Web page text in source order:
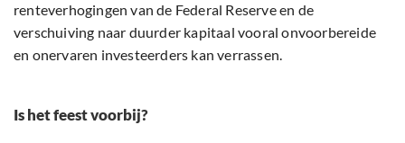
renteverhogingen van de Federal Reserve en de
verschuiving naar duurder kapitaal vooral onvoorbereide
en onervaren investeerders kan verrassen.
Is het feest voorbij?